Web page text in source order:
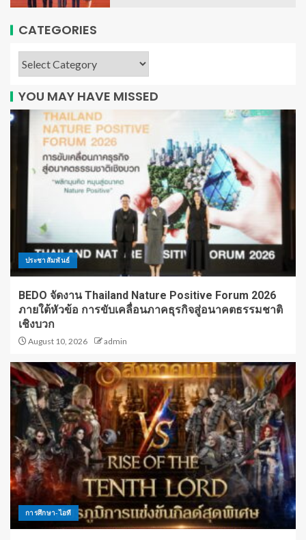
CATEGORIES
YOU MAY HAVE MISSED
ประชาสัมพันธ์
BEDO จัดงาน Thailand Nature Positive Forum 2026
ภายใต้หัวข้อ การขับเคลื่อนภาคธุรกิจสู่อนาคตธรรมชาติ
เชิงบวก
August 10, 2026 admin
การศึกษา-ไอที